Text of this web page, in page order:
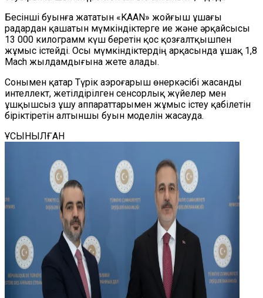
Бесінші буынға жататын «KAAN» жойғыш ұшағы
радардан қашатын мүмкіндіктерге ие және әрқайсысы
13 000 килограмм күш беретін қос қозғалтқышпен
жұмыс істейді. Осы мүмкіндіктердің арқасында ұшақ 1,8
Mach жылдамдығына жете алады.
Сонымен қатар Түрік аэроғарыш өнеркәсібі жасанды
интеллект, жетілдірілген сенсорлық жүйелер мен
ұшқышсыз ұшу аппараттарымен жұмыс істеу қабілетін
біріктіретін алтыншы буын моделін жасауда.
ҰСЫНЫЛҒАН